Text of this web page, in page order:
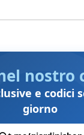
nostro
e codici
giorno